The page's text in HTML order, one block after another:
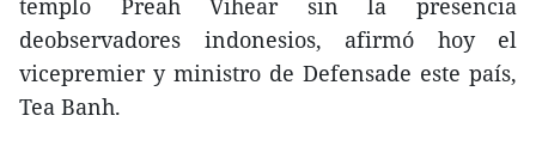
templo Preah Vihear sin la presencia
deobservadores indonesios, afirmó hoy el
vicepremier y ministro de Defensade este país,
Tea Banh.